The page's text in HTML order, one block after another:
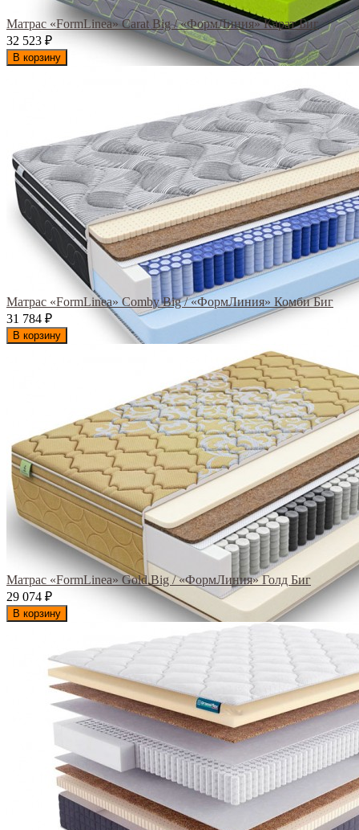
Матрас «FormLinea» Carat Big / «ФормЛиния» Карат Биг
32 523 ₽
В корзину
Матрас «FormLinea» Comby Big / «ФормЛиния» Комби Биг
31 784 ₽
В корзину
Матрас «FormLinea» Gold Big / «ФормЛиния» Голд Биг
29 074 ₽
В корзину